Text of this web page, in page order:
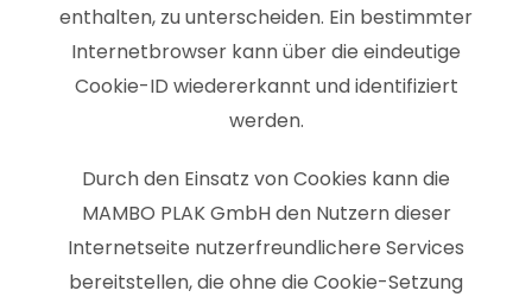
enthalten, zu unterscheiden. Ein bestimmter
Internetbrowser kann über die eindeutige
Cookie-ID wiedererkannt und identifiziert
werden.
Durch den Einsatz von Cookies kann die
MAMBO PLAK GmbH den Nutzern dieser
Internetseite nutzerfreundlichere Services
bereitstellen, die ohne die Cookie-Setzung